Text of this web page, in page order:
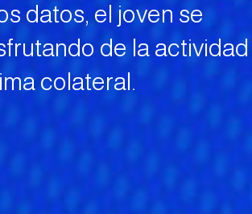
datos, el joven se
de la actividad
colateral.